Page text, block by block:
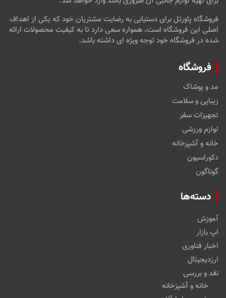
فروشگاه پاورتل برای دستیابی به رضایت مشتریان خود که یکی از اهداف
اصلی این فروشگاه است، همواره سعی دارد تا به کیفیت محصولات ارائه
شده در فروشگاه خود توجه ویژه ای داشته باشد.
فروشگاه
مد و پوشاک
زیبایی و سلامت
تجهیزات سفر
لوازم ورزشی
خانه و آشپزخانه
دکوراسیون
گوناگون
دسته‌ها
آموزش
اپ بازار
اخبار فناوری
ارزدیجیتال
نقد و بررسی
خانه و آشپزخانه